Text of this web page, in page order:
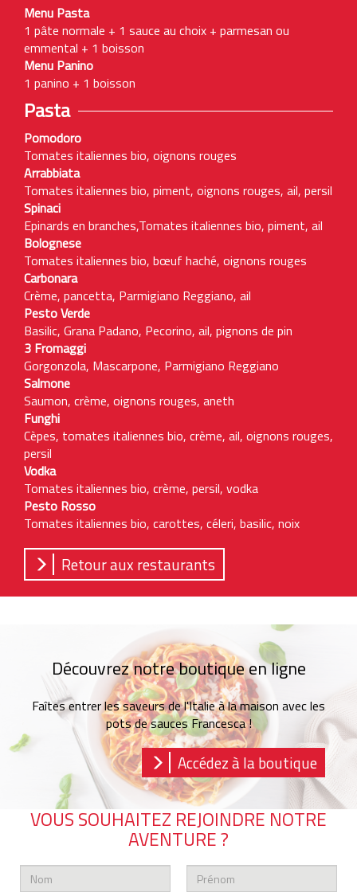
Menu Pasta
1 pâte normale + 1 sauce au choix + parmesan ou
emmental + 1 boisson
Menu Panino
1 panino + 1 boisson
Pasta
Pomodoro
Tomates italiennes bio, oignons rouges
Arrabbiata
Tomates italiennes bio, piment, oignons rouges, ail, persil
Spinaci
Epinards en branches,Tomates italiennes bio, piment, ail
Bolognese
Tomates italiennes bio, bœuf haché, oignons rouges
Carbonara
Crème, pancetta, Parmigiano Reggiano, ail
Pesto Verde
Basilic, Grana Padano, Pecorino, ail, pignons de pin
3 Fromaggi
Gorgonzola, Mascarpone, Parmigiano Reggiano
Salmone
Saumon, crème, oignons rouges, aneth
Funghi
Cèpes, tomates italiennes bio, crème, ail, oignons rouges,
persil
Vodka
Tomates italiennes bio, crème, persil, vodka
Pesto Rosso
Tomates italiennes bio, carottes, céleri, basilic, noix
Retour aux restaurants
Découvrez notre boutique en ligne
Faîtes entrer les saveurs de l'Italie à la maison avec les
pots de sauces Francesca !
Accédez à la boutique
VOUS SOUHAITEZ REJOINDRE NOTRE
AVENTURE ?